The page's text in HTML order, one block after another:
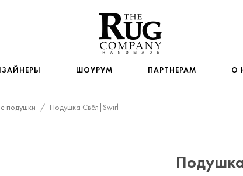
АКСЕССУАРЫ
ШОУРУМ ПАРТНЕРАМ О
подушки / Подушка Свёл|Swirl